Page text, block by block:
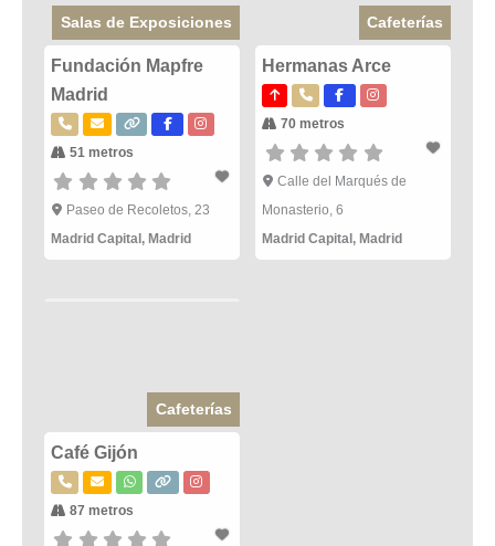
Salas de Exposiciones
Fundación Mapfre
Madrid
51 metros
Paseo de Recoletos, 23
Madrid Capital , Madrid
Cafeterías
Hermanas Arce
70 metros
Calle del Marqués de
Monasterio, 6
Madrid Capital , Madrid
Cafeterías
Café Gijón
87 metros